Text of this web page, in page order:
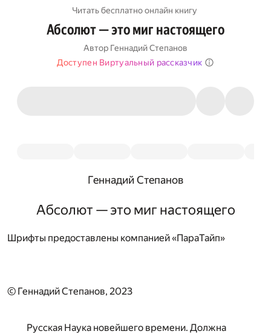
Читать бесплатно онлайн книгу
Абсолют — это миг настоящего
Автор Геннадий Степанов
Доступен Виртуальный рассказчик
Геннадий Степанов
Абсолют — это миг настоящего
Шрифты предоставлены компанией «ПараТайп»
© Геннадий Степанов, 2023
Русская Наука новейшего времени. Должна